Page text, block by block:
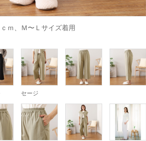
ｍ、Ｍ〜Ｌサイズ着用
セージ